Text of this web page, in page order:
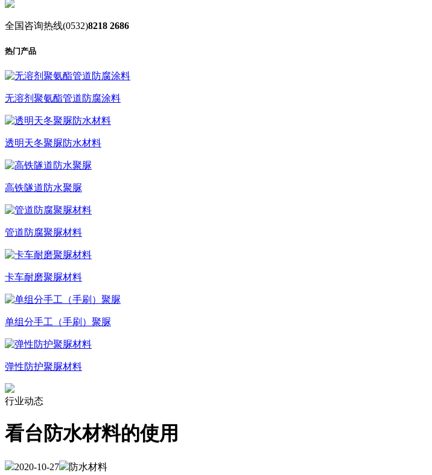
全国咨询热线(0532)8218 2686
热门产品
无溶剂聚氨酯管道防腐涂料
透明天冬聚脲防水材料
高铁隧道防水聚脲
管道防腐聚脲材料
卡车耐磨聚脲材料
单组分手工（手刷）聚脲
弹性防护聚脲材料
行业动态
看台防水材料的使用
2020-10-27 防水材料